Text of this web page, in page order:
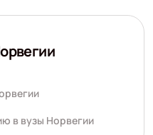
в вузы Норвегии